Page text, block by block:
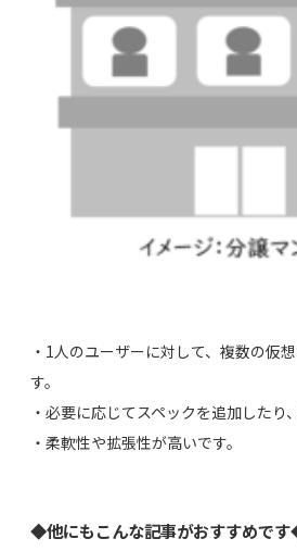
・1人のユーザーに対して、複数の仮
す。
・必要に応じてスペックを追加したり
・柔軟性や拡張性が高いです。
◆他にもこんな記事がおすすめで